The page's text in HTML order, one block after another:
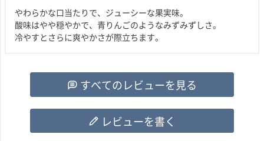
やわらかな口当たりで、ジューシーな果実味。
酸味はやや穏やかで、青りんごのようなみずみずしさ。
冷やすとさらに爽やかさが際立ちます。
すべてのレビューを見る
レビューを書く